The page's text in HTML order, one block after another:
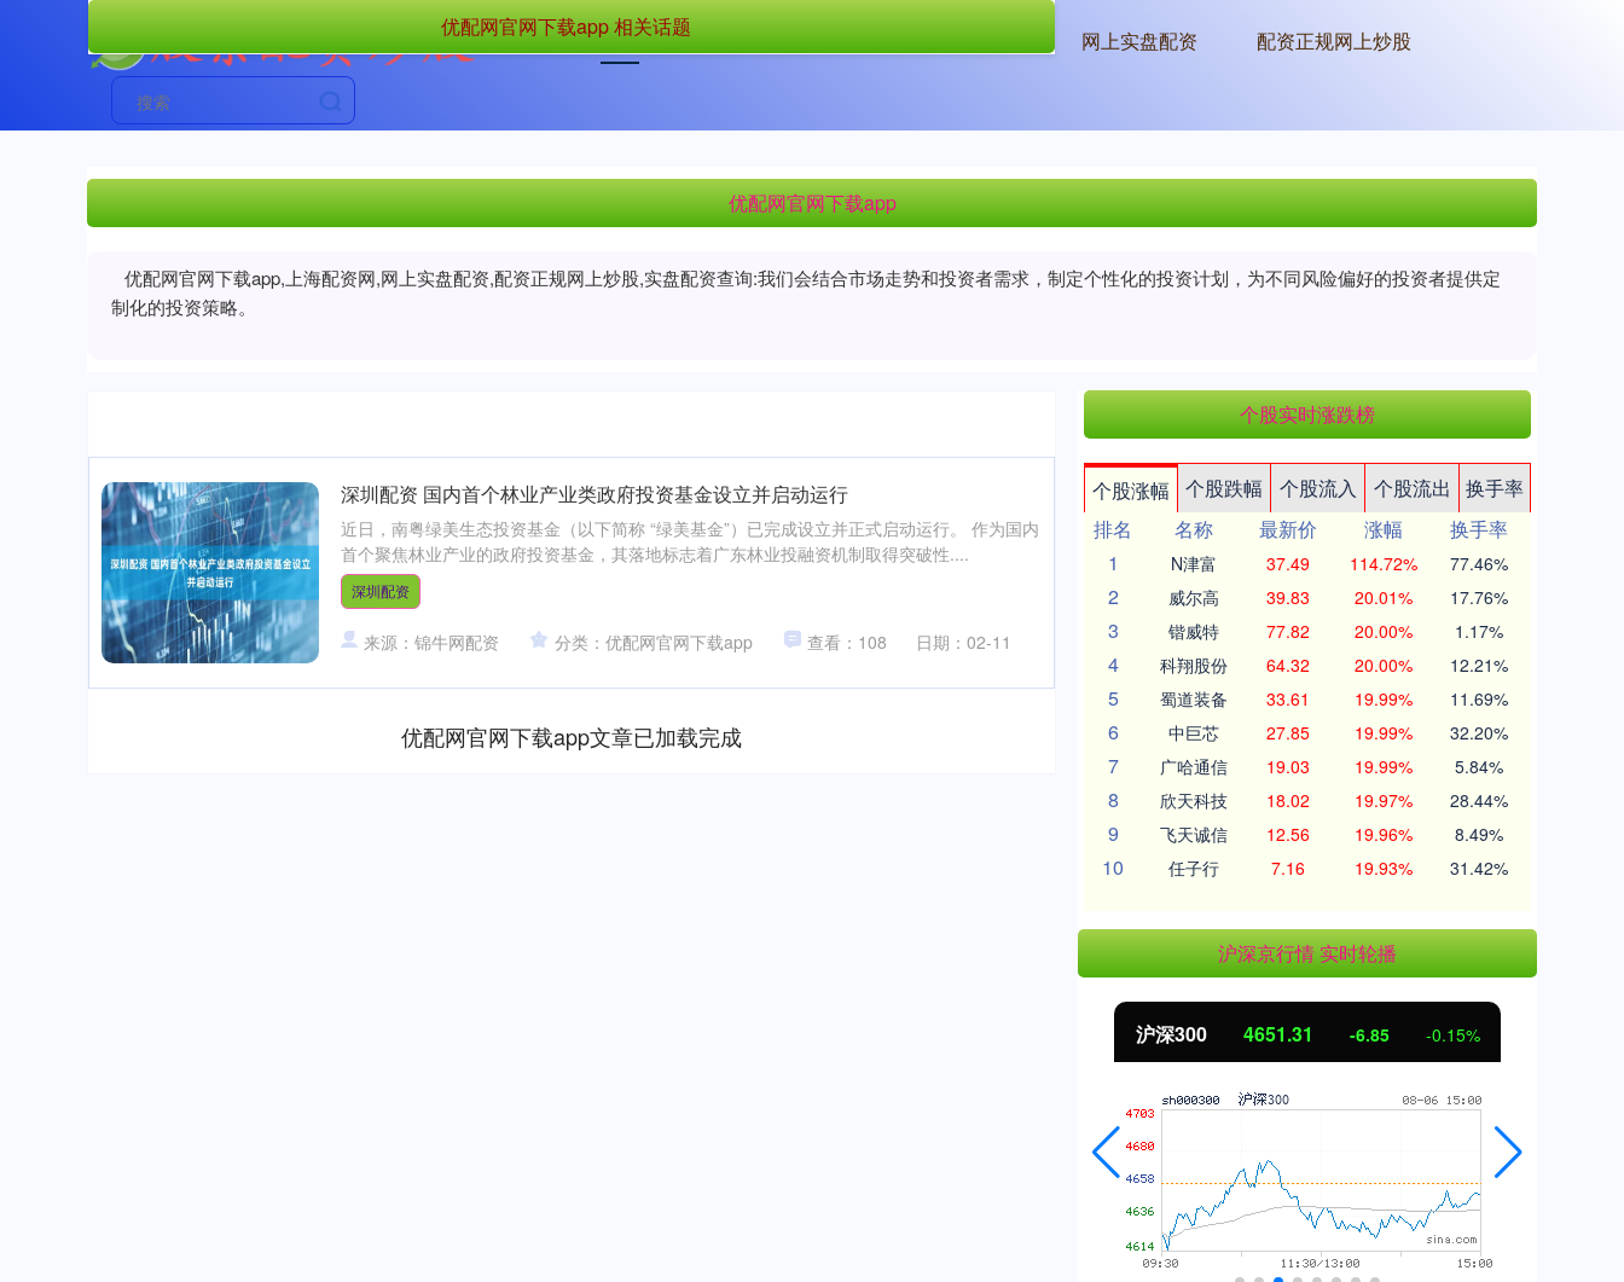
首页 优配网官网下载app 上海配资网 网上实盘配资 配资正规网上炒股
优配网官网下载app
优配网官网下载app,上海配资网,网上实盘配资,配资正规网上炒股,实盘配资查询:我们会结合市场走势和投资者需求，制定个性化的投资计划，为不同风险偏好的投资者提供定
制化的投资策略。
优配网官网下载app 相关话题
深圳配资 国内首个林业产业类政府投资基金设立并启动运行
近日，南粤绿美生态投资基金（以下简称 “绿美基金”）已完成设立并正式启动运行。 作为国内
首个聚焦林业产业的政府投资基金，其落地标志着广东林业投融资机制取得突破性....
深圳配资
来源：锦牛网配资 分类：优配网官网下载app 查看：108 日期：02-11
优配网官网下载app文章已加载完成
个股实时涨跌榜
个股涨幅 个股跌幅 个股流入 个股流出
换手率
排名
名称 最新价 涨幅
换手率
1
N津富 37.49 114.72% 77.46%
2 威尔高 39.83 20.01% 17.76%
3 锴威特 77.82 20.00% 1.17%
4 科翔股份 64.32 20.00% 12.21%
5 蜀道装备 33.61 19.99% 11.69%
6 中巨芯 27.85 19.99% 32.20%
7 广哈通信 19.03 19.99% 5.84%
8 欣天科技 18.02 19.97% 28.44%
9 飞天诚信 12.56 19.96% 8.49%
10 任子行 7.16 19.93% 31.42%
沪深京行情 实时轮播
沪深300 4651.31 -6.85 -0.15%